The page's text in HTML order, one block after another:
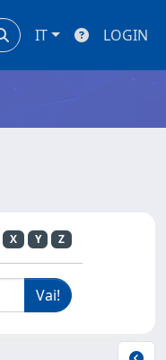
IT LOGIN
X Y Z